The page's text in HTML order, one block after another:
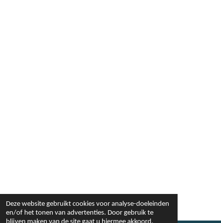
Deze website gebruikt cookies voor analyse-doeleinden
en/of het tonen van advertenties. Door gebruik te